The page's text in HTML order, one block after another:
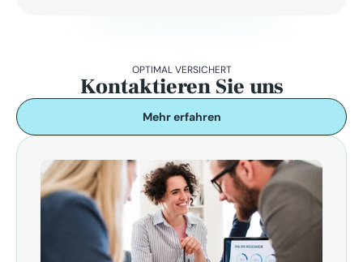
OPTIMAL VERSICHERT
Kontaktieren Sie uns
Mehr erfahren